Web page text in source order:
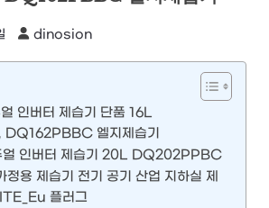
dinosion
인버터 제습기 단품 16L
엘지제습기
얼 인버터 제습기 20L DQ202PPBC
정용 제습기 전기 공기 산업 지하실 제
플러그